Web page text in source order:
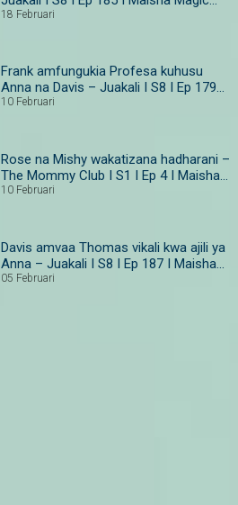
Bongo
18 Februari
Frank amfungukia Profesa kuhusu
Anna na Davis – Juakali I S8 I Ep 179–
181 I Maisha Magic Bongo
10 Februari
Rose na Mishy wakatizana hadharani –
The Mommy Club I S1 I Ep 4 I Maisha
Magic
10 Februari
Davis amvaa Thomas vikali kwa ajili ya
Anna – Juakali I S8 I Ep 187 I Maisha
Magic Bongo
05 Februari